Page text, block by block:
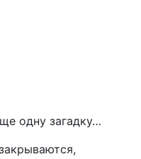
одну загадку…